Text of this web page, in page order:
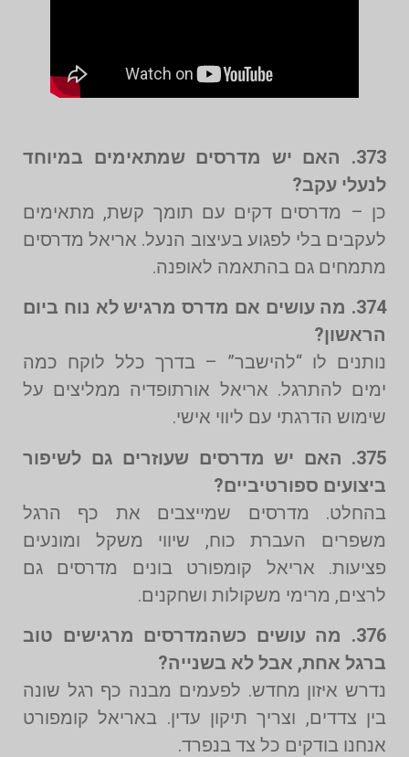
373. האם יש מדרסים שמתאימים במיוחד
לנעלי עקב?
כן – מדרסים דקים עם תומך קשת, מתאימים
לעקבים בלי לפגוע בעיצוב הנעל. אריאל מדרסים
מתמחים גם בהתאמה לאופנה.
374. מה עושים אם מדרס מרגיש לא נוח ביום
הראשון?
נותנים לו “להישבר” – בדרך כלל לוקח כמה
ימים להתרגל. אריאל אורתופדיה ממליצים על
שימוש הדרגתי עם ליווי אישי.
375. האם יש מדרסים שעוזרים גם לשיפור
ביצועים ספורטיביים?
בהחלט. מדרסים שמייצבים את כף הרגל
משפרים העברת כוח, שיווי משקל ומונעים
פציעות. אריאל קומפורט בונים מדרסים גם
לרצים, מרימי משקולות ושחקנים.
376. מה עושים כשהמדרסים מרגישים טוב
ברגל אחת, אבל לא בשנייה?
נדרש איזון מחדש. לפעמים מבנה כף רגל שונה
בין צדדים, וצריך תיקון עדין. באריאל קומפורט
אנחנו בודקים כל צד בנפרד.